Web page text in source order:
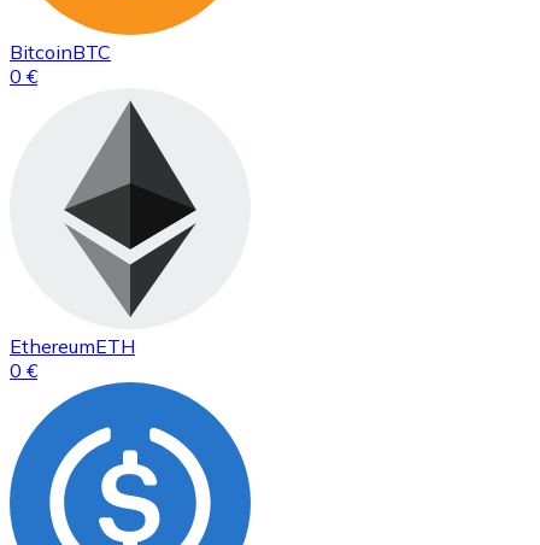
BitcoinBTC
0 €
EthereumETH
0 €